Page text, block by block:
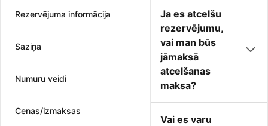
Rezervējuma informācija
Saziņa
Numuru veidi
Cenas/izmaksas
Ja es atcelšu
rezervējumu,
vai man būs
jāmaksā
atcelšanas
maksa?
Vai es varu